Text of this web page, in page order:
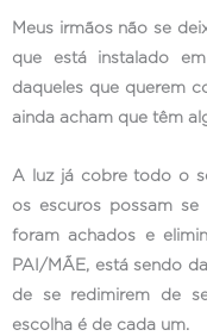
Meus irmãos não se
que está instalado
daqueles que querem
ainda acham que têm
A luz já cobre todo o
os escuros possam se
foram achados e
PAI/MÃE, está sendo
de se redimirem de
escolha é de cada um.